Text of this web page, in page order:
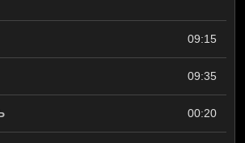
09:15
09:35
00:20